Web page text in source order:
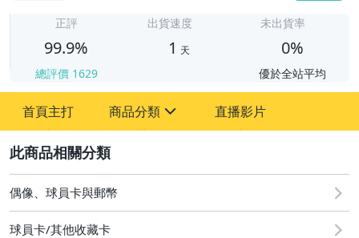
正評
99.9%
總評價 1629
出貨速度
1 天
未出貨率
0%
優於全站平均
首頁主打 商品分類
成人專區
玩具、模型與公仔
直播影片
偶像、球員卡與郵幣
球員卡/其他收藏卡